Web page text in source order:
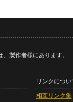
製作者様にあります。
リンクについ
相互リンク集